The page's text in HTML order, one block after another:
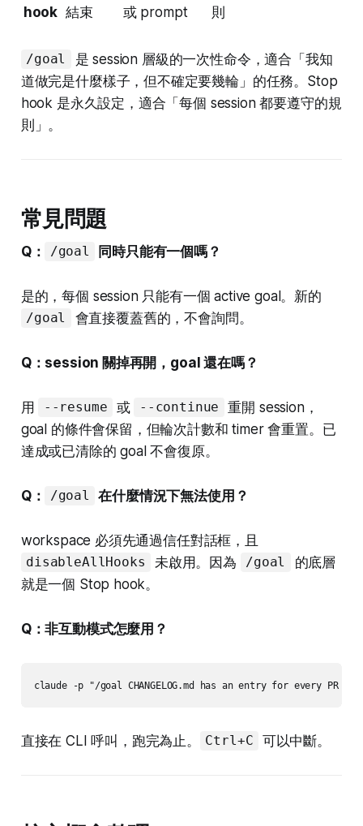
hook 結束 或 prompt 則
/goal
是 session 層級的一次性命令，適合「我知
道做完是什麼樣子，但不確定要幾輪」的任務。Stop
hook 是永久設定，適合「每個 session 都要遵守的規
則」。
常見問題
Q： /goal 同時只能有一個嗎？
是的，每個 session 只能有一個 active goal。新的
/goal 會直接覆蓋舊的，不會詢問。
Q：session 關掉再開，goal 還在嗎？
用 --resume 或 --continue
重開 session，
goal 的條件會保留，但輪次計數和 timer 會重置。已
達成或已清除的 goal 不會復原。
Q： /goal 在什麼情況下無法使用？
workspace 必須先通過信任對話框，且
disableAllHooks 未啟用。因為 /goal
的底層
就是一個 Stop hook。
Q：非互動模式怎麼用？
直接在 CLI 呼叫，跑完為止。 Ctrl+C 可以中斷。